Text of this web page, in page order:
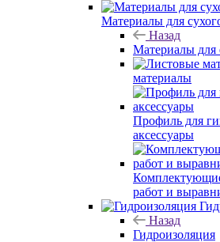
Материалы для
Назад
Материалы для
материалы
Профиль для
аксессуары
работ и
Назад
Гидроизоляция